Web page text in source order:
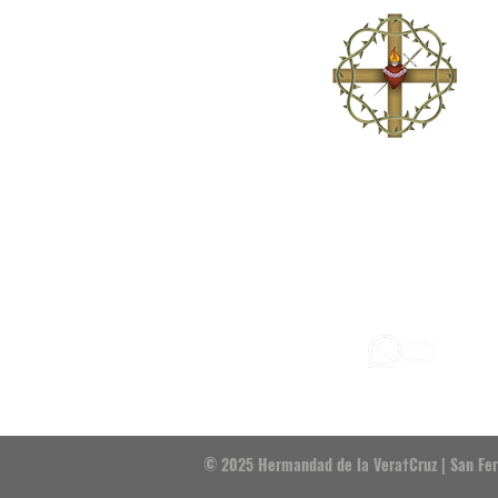
© 2025 Hermandad de la Vera†Cruz | San